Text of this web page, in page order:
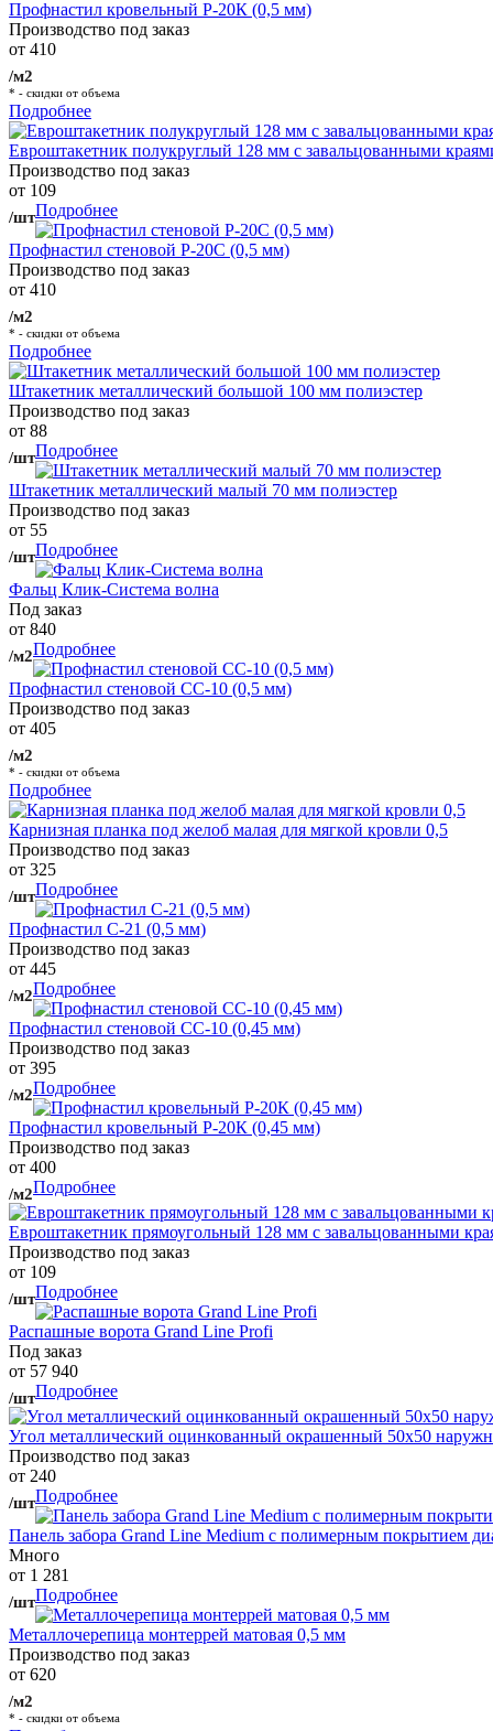
Профнастил кровельный Р-20К (0,5 мм)
Производство под заказ
от 410
/м2
* - скидки от объема
Подробнее
Евроштакетник полукруглый 128 мм с завальцованными
Производство под заказ
от 109
/штПодробнее
Профнастил стеновой Р-20С (0,5 мм)
Производство под заказ
от 410
/м2
* - скидки от объема
Подробнее
Штакетник металлический большой 100 мм полиэстер
Производство под заказ
от 88
/штПодробнее
Штакетник металлический малый 70 мм полиэстер
Производство под заказ
от 55
/штПодробнее
Фальц Клик-Система волна
Под заказ
от 840
/м2Подробнее
Профнастил стеновой СС-10 (0,5 мм)
Производство под заказ
от 405
/м2
* - скидки от объема
Подробнее
Карнизная планка под желоб малая для мягкой кровли 0,5
Производство под заказ
от 325
/штПодробнее
Профнастил С-21 (0,5 мм)
Производство под заказ
от 445
/м2Подробнее
Профнастил стеновой СС-10 (0,45 мм)
Производство под заказ
от 395
/м2Подробнее
Профнастил кровельный Р-20К (0,45 мм)
Производство под заказ
от 400
/м2Подробнее
Евроштакетник прямоугольный 128 мм с завальцованными
Производство под заказ
от 109
/штПодробнее
Распашные ворота Grand Line Profi
Под заказ
от 57 940
/штПодробнее
Угол металлический оцинкованный окрашенный 50х50
Производство под заказ
от 240
/штПодробнее
Панель забора Grand Line Medium с полимерным покрытием
Много
от 1 281
/штПодробнее
Металлочерепица монтеррей матовая 0,5 мм
Производство под заказ
от 620
/м2
* - скидки от объема